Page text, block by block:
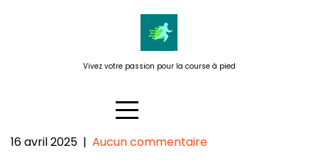
Vivez votre passion pour la course à pied
16 avril 2025 | Aucun commentaire